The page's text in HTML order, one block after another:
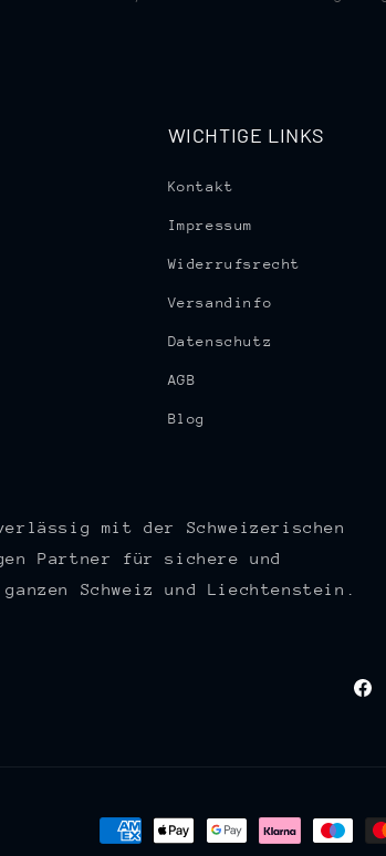
WICHTIGE LINKS
Kontakt
Impressum
Widerrufsrecht
Versandinfo
Datenschutz
AGB
Blog
mit der Schweizerischen
Partner für sichere und
Schweiz und Liechtenstein.
Zahlungsmethoden